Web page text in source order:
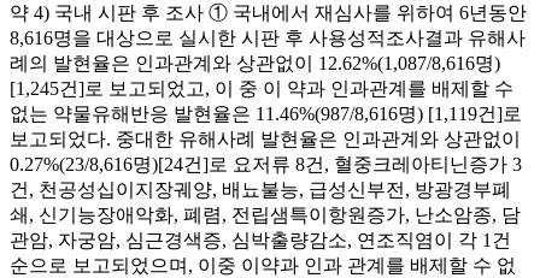
약 4) 국내 시판 후 조사 ① 국내에서 재심사를 위하여 6년동안
8,616명을 대상으로 실시한 시판 후 사용성적조사결과 유해사
례의 발현율은 인과관계와 상관없이 12.62%(1,087/8,616명)
[1,245건]로 보고되었고, 이 중 이 약과 인과관계를 배제할 수
없는 약물유해반응 발현율은 11.46%(987/8,616명) [1,119건]로
보고되었다. 중대한 유해사례 발현율은 인과관계와 상관없이
0.27%(23/8,616명)[24건]로 요저류 8건, 혈중크레아티닌증가 3
건, 천공성십이지장궤양, 배뇨불능, 급성신부전, 방광경부폐
쇄, 신기능장애악화, 폐렴, 전립샘특이항원증가, 난소암종, 담
관암, 자궁암, 심근경색증, 심박출량감소, 연조직염이 각 1건
순으로 보고되었으며, 이중 이약과 인과 관계를 배제할 수 없